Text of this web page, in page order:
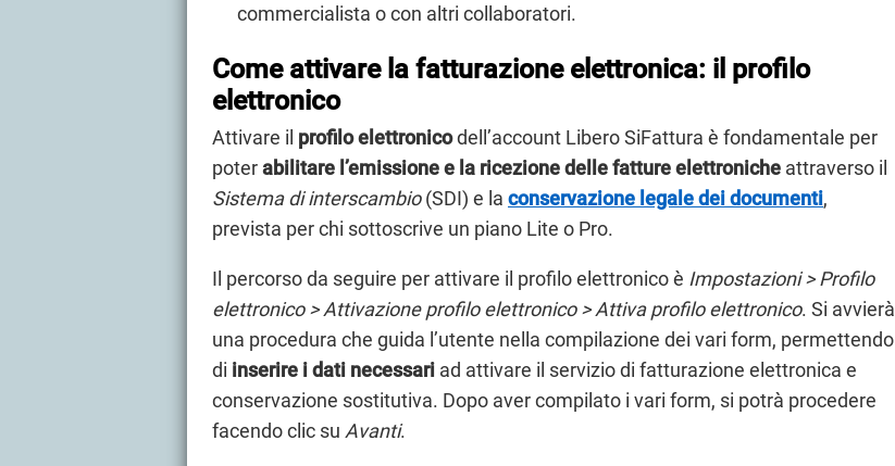
commercialista o con altri collaboratori.
Come attivare la fatturazione elettronica: il profilo
elettronico
Attivare il profilo elettronicodell’account Libero SiFattura è fondamentale per
poterabilitare l’emissione e la ricezionedelle fatture elettroniche attraverso il
Sistema di interscambio(SDI) e la conservazione legale dei documenti,
prevista per chi sottoscrive un piano Lite o Pro.
Il percorso da seguire per attivare il profilo elettronico è Impostazioni > Profilo
elettronico > Attivazione profilo elettronico > Attiva profilo elettronico. Si avvierà
una procedura che guida l’utente nella compilazione dei vari form, permettendo
di inserire i dati necessari ad attivare il servizio di fatturazione elettronica e
conservazione sostitutiva. Dopo aver compilato i vari form, si potrà procedere
facendo clic su Avanti.